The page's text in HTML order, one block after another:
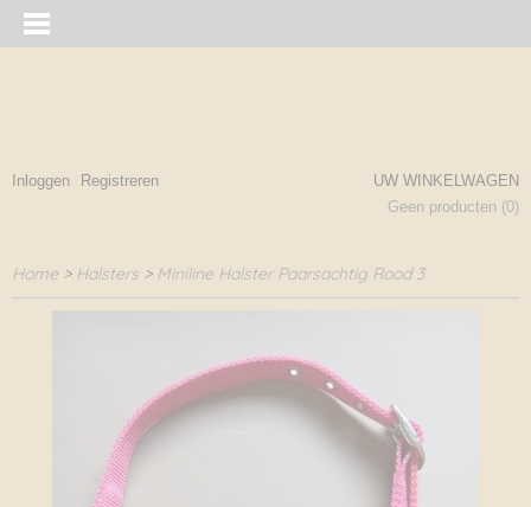
Inloggen Registreren
UW WINKELWAGEN
Geen producten (0)
Home > Halsters > Miniline Halster Paarsachtig Rood 3